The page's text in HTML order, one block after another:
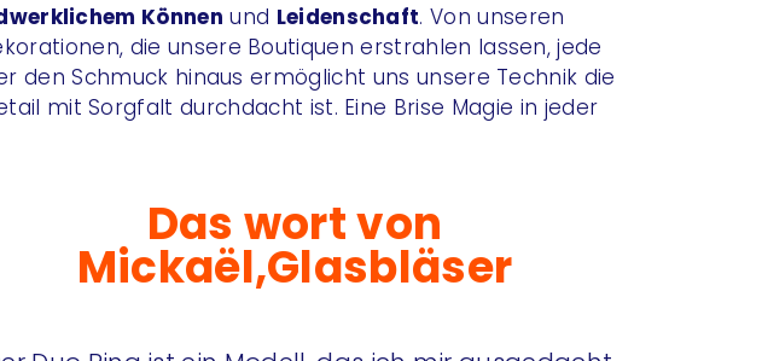
Können und Leidenschaft. Von unseren
die unsere Boutiquen erstrahlen lassen, jede
den Schmuck hinaus ermöglicht uns unsere Technik die
mit Sorgfalt durchdacht ist. Eine Brise Magie in jeder
Das wort von
Mickaël,Glasbläser